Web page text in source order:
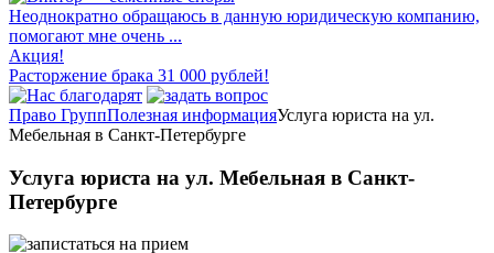
Неоднократно обращаюсь в данную юридическую компанию,
помогают мне очень ...
Акция!
Расторжение брака 31 000 рублей!
Право ГруппПолезная информацияУслуга юриста на ул.
Мебельная в Санкт-Петербурге
Услуга юриста на ул. Мебельная в Санкт-
Петербурге